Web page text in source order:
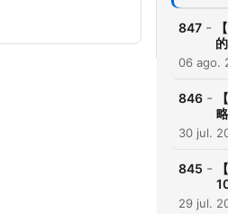
847 -
06 ago.
846 -
30 jul.
845 -
29 jul.